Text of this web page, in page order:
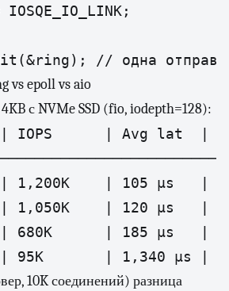
// одна
vs epoll vs aio
с NVMe SSD (fio, iodepth=128):
IOPS      | Avg lat  |
| 105 μs   |
| 120 μs   |
680K      | 185 μs   |
95K       | 1,340 μs |
10K соединений) разница